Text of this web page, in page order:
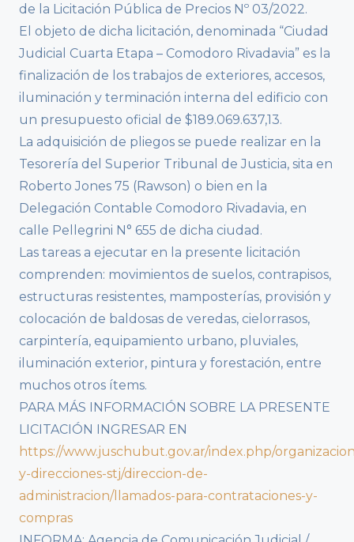
de la Licitación Pública de Precios Nº 03/2022.
El objeto de dicha licitación, denominada “Ciudad
Judicial Cuarta Etapa – Comodoro Rivadavia” es la
finalización de los trabajos de exteriores, accesos,
iluminación y terminación interna del edificio con
un presupuesto oficial de $189.069.637,13.
La adquisición de pliegos se puede realizar en la
Tesorería del Superior Tribunal de Justicia, sita en
Roberto Jones 75 (Rawson) o bien en la
Delegación Contable Comodoro Rivadavia, en
calle Pellegrini N° 655 de dicha ciudad.
Las tareas a ejecutar en la presente licitación
comprenden: movimientos de suelos, contrapisos,
estructuras resistentes, mamposterías, provisión y
colocación de baldosas de veredas, cielorrasos,
carpintería, equipamiento urbano, pluviales,
iluminación exterior, pintura y forestación, entre
muchos otros ítems.
PARA MÁS INFORMACIÓN SOBRE LA PRESENTE
LICITACIÓN INGRESAR EN
https://www.juschubut.gov.ar/index.php/
y-direcciones-stj/direccion-de-
administracion/llamados-para-contrataciones-y-
compras